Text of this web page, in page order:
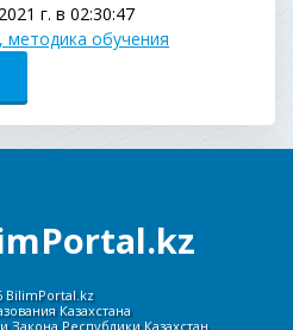
г. в 02:30:47
методика обучения
BilimPortal.kz
Казахстана
Закона Республики Казахстан